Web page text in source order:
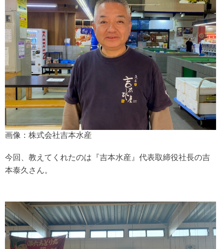
画像：株式会社吉本水産
今回、教えてくれたのは『吉本水産』代表取締役社長の吉
本泰久さん。